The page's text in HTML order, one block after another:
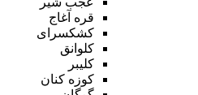
قره آغاج
کشکسرای
کلوانق
کلیبر
کوزه کنان